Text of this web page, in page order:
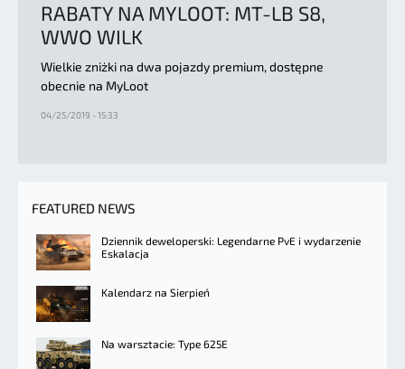
RABATY NA MYLOOT: MT-LB S8,
WWO WILK
Wielkie zniżki na dwa pojazdy premium, dostępne
obecnie na MyLoot
04/25/2019 - 15:33
FEATURED NEWS
Dziennik deweloperski: Legendarne PvE i wydarzenie
Eskalacja
Kalendarz na Sierpień
Na warsztacie: Type 625E